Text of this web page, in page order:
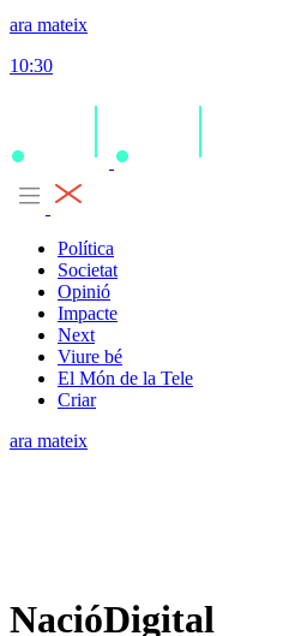
ara mateix
10:30
Política
Societat
Opinió
Impacte
Next
Viure bé
El Món de la Tele
Criar
ara mateix
NacióDigital